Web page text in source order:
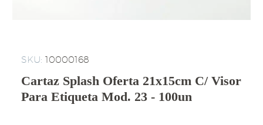
SKU: 10000168
Cartaz Splash Oferta 21x15cm C/ Visor
Para Etiqueta Mod. 23 - 100un